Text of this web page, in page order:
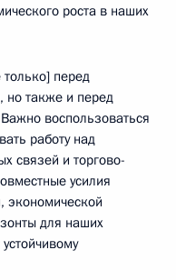
роста в наших
перед
но также и перед
воспользоваться
работу над
связей и торгово-
усилия
экономической
для наших